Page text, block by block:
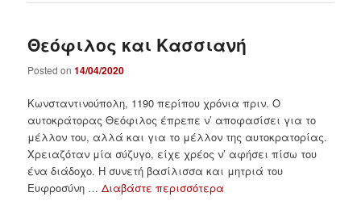
Θεόφιλος και Κασσιανή
Posted on14/04/2020
Κωνσταντινούπολη, 1190 περίπου χρόνια πριν. Ο
αυτοκράτορας Θεόφιλος έπρεπε ν’ αποφασίσει για το
μέλλον του, αλλά και για το μέλλον της αυτοκρατορίας.
Χρειαζόταν μία σύζυγο, είχε χρέος ν’ αφήσει πίσω του
ένα διάδοχο. Η συνετή βασίλισσα και μητριά του
Ευφροσύνη …Διαβάστε περισσότερα